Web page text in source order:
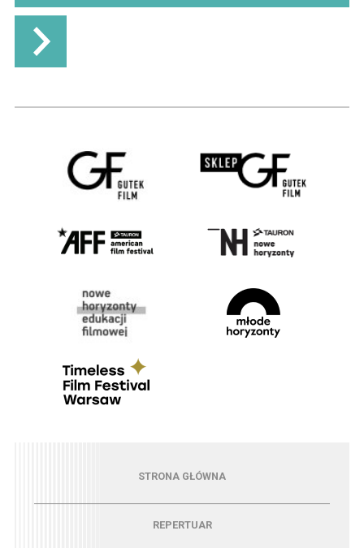
Menu - strona główna
STRONA GŁÓWNA
Menu - repertuarREPERTUAR